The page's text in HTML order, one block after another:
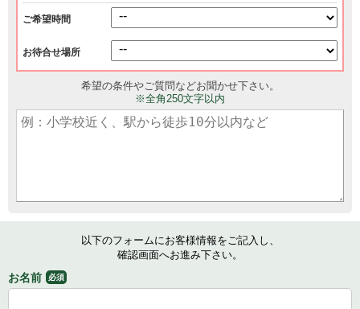
ご希望時間
お待合せ場所
希望の条件やご質問などお聞かせ下さい。
※全角250文字以内
以下のフォームにお客様情報をご記入し、
確認画面へお進み下さい。
お名前 必須